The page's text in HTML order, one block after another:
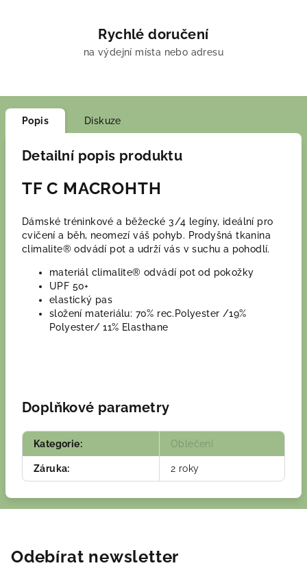
Rychlé doručení
na výdejní místa nebo adresu
Popis Diskuze
Detailní popis produktu
TF C MACROHTH
Dámské tréninkové a běžecké 3/4 legíny, ideální pro
cvičení a běh, neomezí váš pohyb. Prodyšná tkanina
climalite® odvádí pot a udrží vás v suchu a pohodlí.
materiál climalite® odvádí pot od pokožky
UPF 50+
elastický pas
složení materiálu: 70% rec.Polyester /19%
Polyester/ 11% Elasthane
Doplňkové parametry
Kategorie: Oblečení
Záruka: 2 roky
Odebírat newsletter